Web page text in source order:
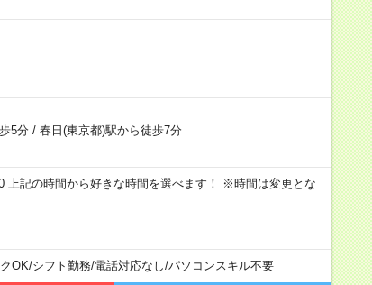
5分/ 春日(東京都)駅から徒歩7分
上記の時間から好きな時間を選べます！ ※時間は変更とな
OK/シフト勤務/電話対応なし/パソコンスキル不要